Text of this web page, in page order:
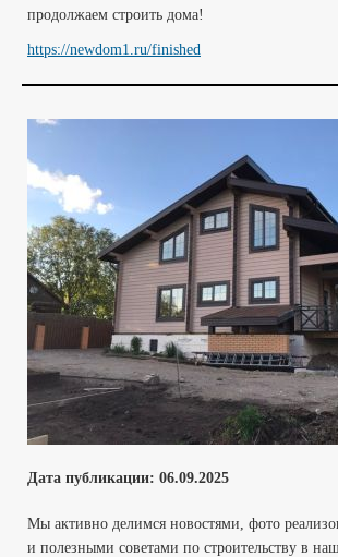
продолжаем строить дома!
https://newdom1.ru/finished
Дата публикации: 06.09.2025
Мы активно делимся новостями, фото
и полезными советами по строительству в